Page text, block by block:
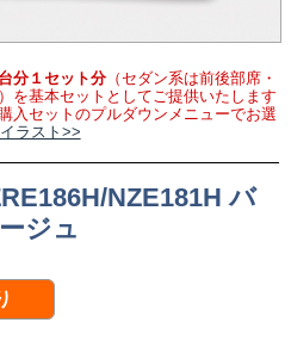
分１セット分（セダン系は前後部席・
を基本セットとしてご提供いたします
入セットのプルダウンメニューでお選
ラスト>>
NZE181H バ
ジュ